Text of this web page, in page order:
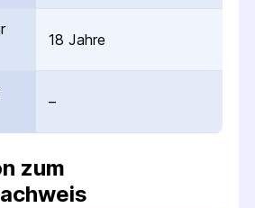
18 Jahre
–
zum